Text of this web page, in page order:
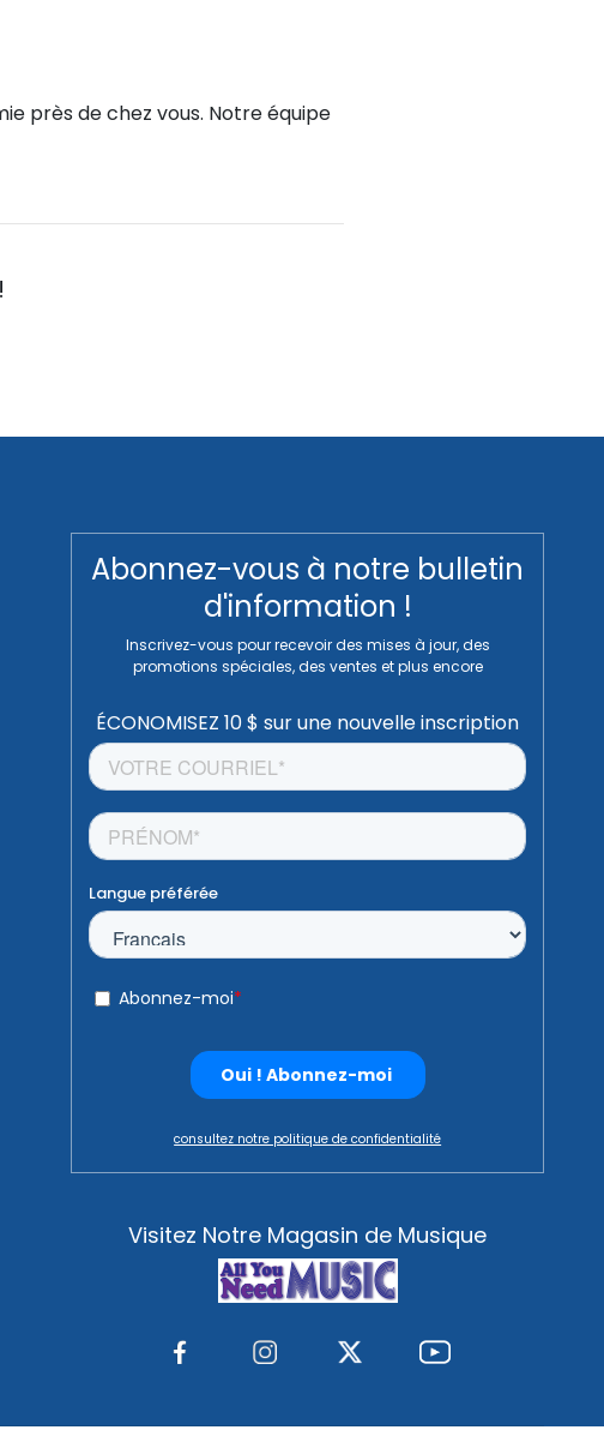
près de chez vous. Notre équipe
Abonnez-vous à notre bulletin
d'information !
Inscrivez-vous pour recevoir des mises à jour, des
promotions spéciales, des ventes et plus encore
consultez notre politique de confidentialité
Visitez Notre Magasin de Musique